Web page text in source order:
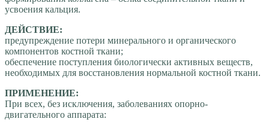
усвоения кальция.
ДЕЙСТВИЕ:
предупреждение потери минерального и органического
компонентов костной ткани;
обеспечение поступления биологически активных веществ,
необходимых для восстановления нормальной костной ткани.
ПРИМЕНЕНИЕ:
При всех, без исключения, заболеваниях опорно-
двигательного аппарата: